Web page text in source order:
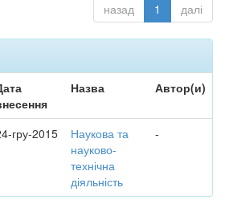
назад 1 далі
Назва Автор(и)
гру-2015
Наукова та
науково-
технічна
діяльність
-